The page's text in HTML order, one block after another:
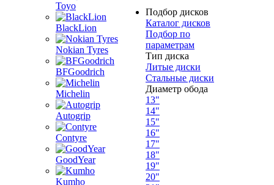
Toyo
BlackLion
Nokian Tyres
BFGoodrich
Michelin
Autogrip
Contyre
GoodYear
Kumho
Подбор дисков
Каталог дисков
Подбор по
параметрам
Тип диска
Литые диски
Стальные диски
Диаметр обода
13"
14"
15"
16"
17"
18"
19"
20"